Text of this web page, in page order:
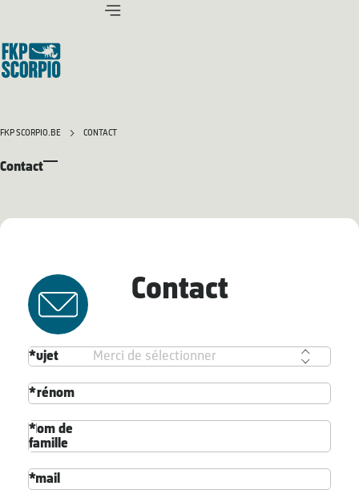
FKP SCORPIO.BE CONTACT
Contact
Contact
Sujet
Prénom
Nom de
famille
Email